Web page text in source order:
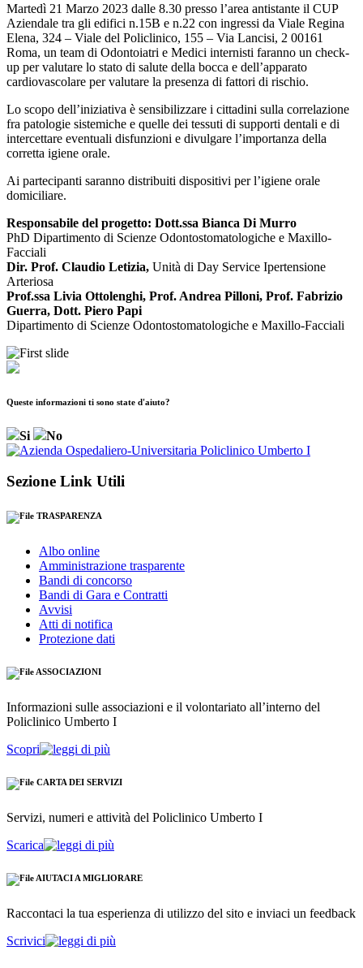
Martedì 21 Marzo 2023 dalle 8.30 presso l’area antistante il CUP
Aziendale tra gli edifici n.15B e n.22 con ingressi da Viale Regina
Elena, 324 – Viale del Policlinico, 155 – Via Lancisi, 2 00161
Roma, un team di Odontoiatri e Medici internisti faranno un check-
up per valutare lo stato di salute della bocca e dell’apparato
cardiovascolare per valutare la presenza di fattori di rischio.
Lo scopo dell’iniziativa è sensibilizzare i cittadini sulla correlazione
fra patologie sistemiche e quelle dei tessuti di supporti dentali e di
intercettare eventuali disfunzioni e divulgare l’importanza della
corretta igiene orale.
Ai partecipanti saranno distribuiti dispositivi per l’igiene orale
domiciliare.
Responsabile del progetto: Dott.ssa Bianca Di Murro
PhD Dipartimento di Scienze Odontostomatologiche e Maxillo-
Facciali
Dir. Prof. Claudio Letizia, Unità di Day Service Ipertensione
Arteriosa
Prof.ssa Livia Ottolenghi, Prof. Andrea Pilloni, Prof. Fabrizio
Guerra, Dott. Piero Papi
Dipartimento di Scienze Odontostomatologiche e Maxillo-Facciali
Queste informazioni ti sono state d'aiuto?
Si No
Sezione Link Utili
TRASPARENZA
Albo online
Amministrazione trasparente
Bandi di concorso
Bandi di Gara e Contratti
Avvisi
Atti di notifica
Protezione dati
ASSOCIAZIONI
Informazioni sulle associazioni e il volontariato all’interno del
Policlinico Umberto I
Scopri
CARTA DEI SERVIZI
Servizi, numeri e attività del Policlinico Umberto I
Scarica
AIUTACI A MIGLIORARE
Raccontaci la tua esperienza di utilizzo del sito e inviaci un feedback
Scrivici